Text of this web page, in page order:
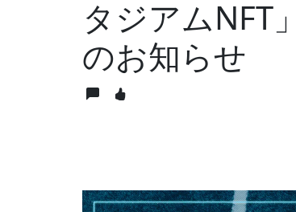
タジアムNFT
のお知らせ